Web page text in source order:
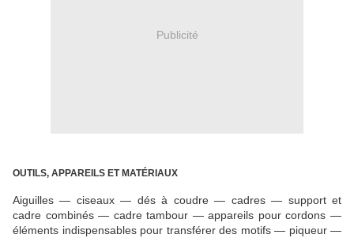
Publicité
OUTILS, APPAREILS ET MATÉRIAUX
Aiguilles — ciseaux — dés à coudre — cadres — support et
cadre combinés — cadre tambour — appareils pour cordons —
éléments indispensables pour transférer des motifs — piqueur —